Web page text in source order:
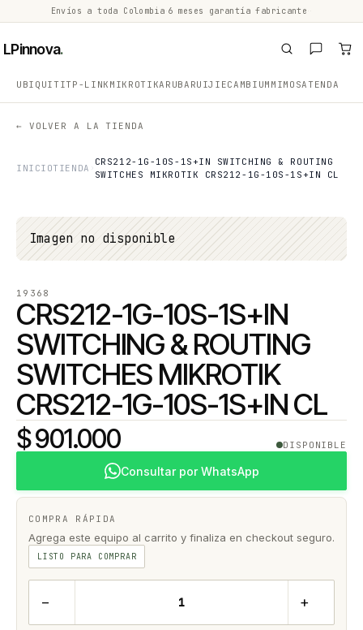
Envíos a toda Colombia 6 meses garantía fabricante
LPinnova.
UBIQUITITP-LINK MIKROTIKARUBA RUIJIECAMBIUM MIMOSATENDA
← VOLVER A LA TIENDA
INICIOTIENDA
CRS212-1G-10S-1S+IN SWITCHING & ROUTING
SWITCHES MIKROTIK CRS212-1G-10S-1S+IN CL
Imagen no disponible
19368
CRS212-1G-10S-1S+IN
SWITCHING & ROUTING
SWITCHES MIKROTIK
CRS212-1G-10S-1S+IN CL
$ 901.000 DISPONIBLE
Consultar por WhatsApp
COMPRA RÁPIDA
Agrega este equipo al carrito y finaliza en checkout seguro.
LISTO PARA COMPRAR
− +